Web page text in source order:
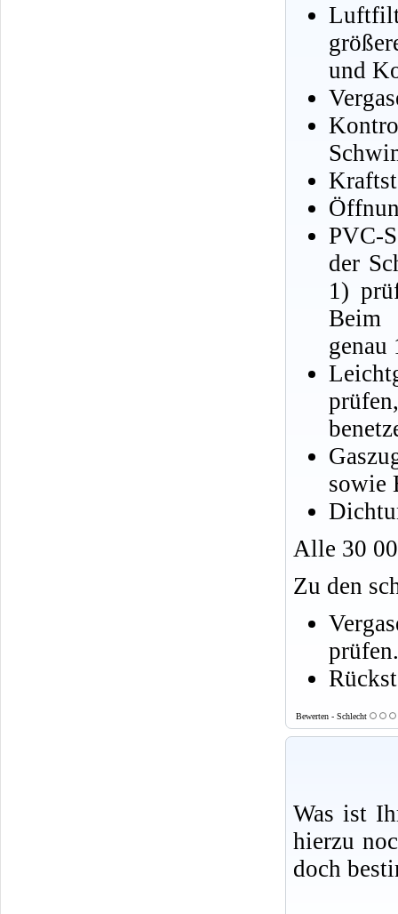
und
PVC-
der
1)
Beim
genau
sowie
Alle 30
Zu den
prüfen.
Bewerten - Schlecht
Was ist
hierzu
doch